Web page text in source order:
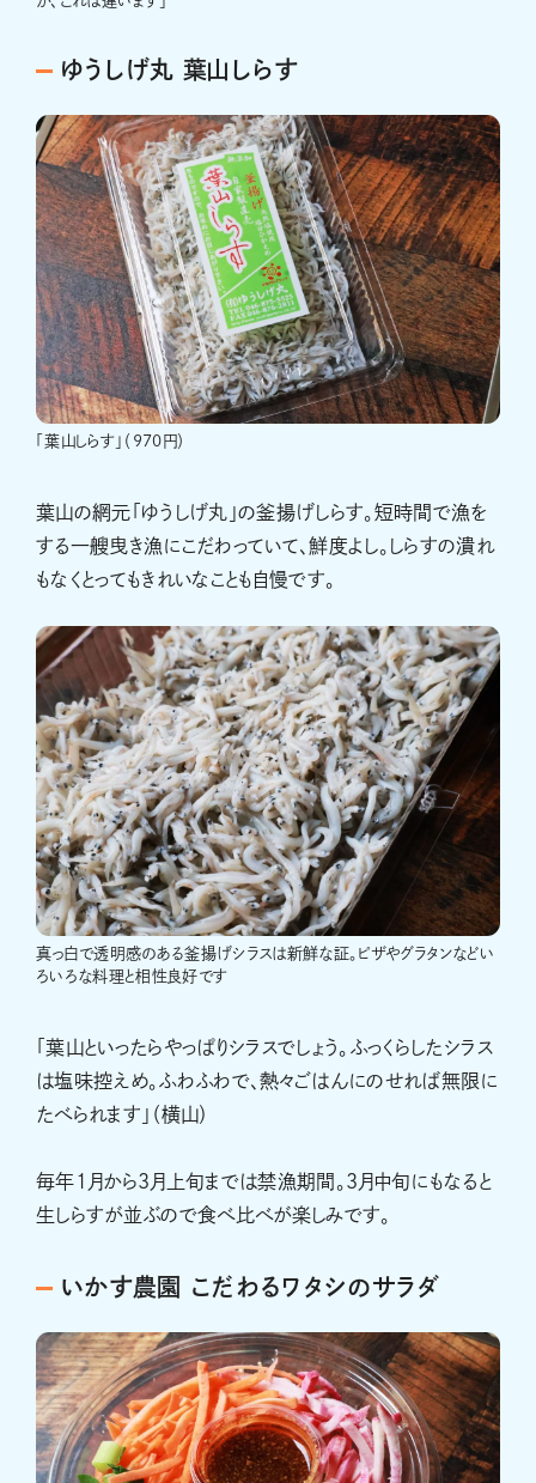
ゆうしげ丸 葉山しらす
「葉山しらす」（970円）
葉山の網元「ゆうしげ丸」の釜揚げしらす。短時間で漁を
する一艘曳き漁にこだわっていて、鮮度よし。しらすの潰れ
もなくとってもきれいなことも自慢です。
真っ白で透明感のある釜揚げシラスは新鮮な証。ピザやグラタンなどい
ろいろな料理と相性良好です
「葉山といったらやっぱりシラスでしょう。ふっくらしたシラス
は塩味控えめ。ふわふわで、熱々ごはんにのせれば無限に
たべられます」（横山）
毎年1月から3月上旬までは禁漁期間。3月中旬にもなると
生しらすが並ぶので食べ比べが楽しみです。
いかす農園 こだわるワタシのサラダ